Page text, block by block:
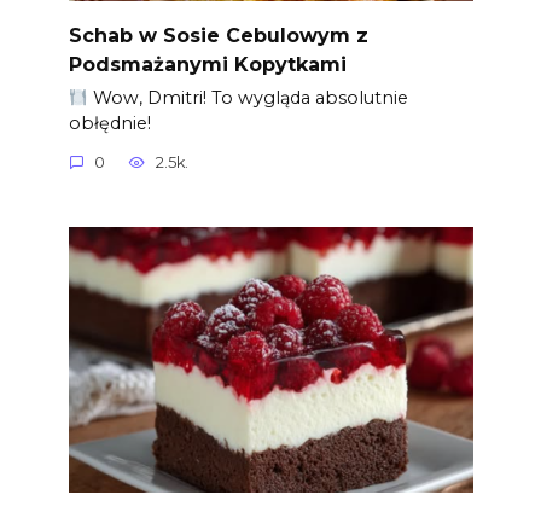
Schab w Sosie Cebulowym z
Podsmażanymi Kopytkami
Wow, Dmitri! To wygląda absolutnie
obłędnie!
0 2.5k.